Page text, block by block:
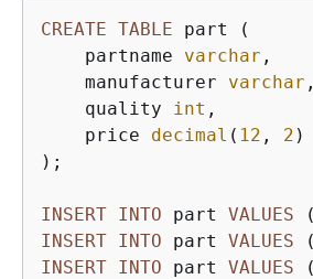
CREATE TABLE part (
    partname
varchar ,
    manufacturer
varchar ,
    quality
int ,
    price
decimal ( 12 , 2 )
);
INSERT INTO part VALUES (
INSERT INTO part VALUES (
INSERT INTO part VALUES (